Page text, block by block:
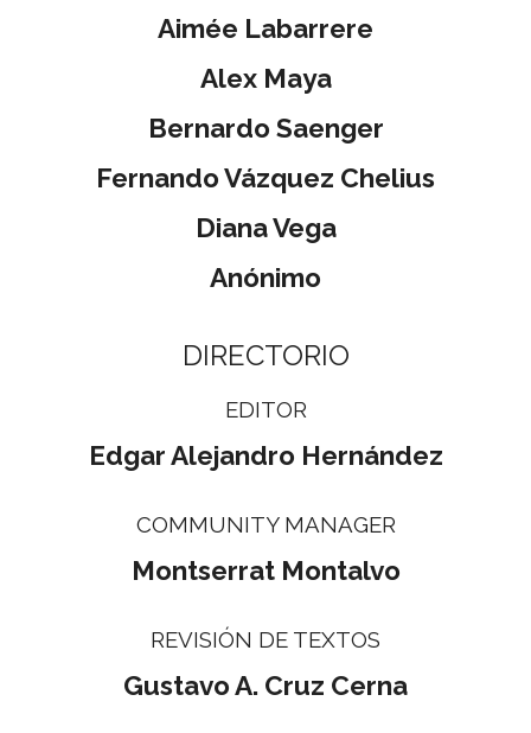
Aimée Labarrere
Alex Maya
Bernardo Saenger
Fernando Vázquez Chelius
Diana Vega
Anónimo
DIRECTORIO
EDITOR
Edgar Alejandro Hernández
COMMUNITY MANAGER
Montserrat Montalvo
REVISIÓN DE TEXTOS
Gustavo A. Cruz Cerna